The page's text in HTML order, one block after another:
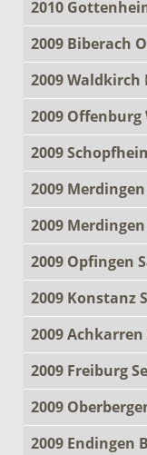
2010
2009 Biberach
2009
2009 Offenburg
2009
2009
2009
2009 Opfingen
2009 Konstanz
2009
2009 Freiburg
2009
2009 Endingen